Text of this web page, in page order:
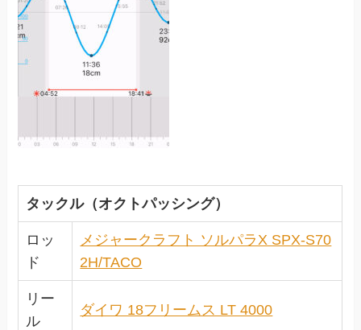
タックル（オクトパッシング）
ロッ
ド
メジャークラフト ソルパラX SPX-S70
2H/TACO
リー
ル
ダイワ 18フリームス LT 4000